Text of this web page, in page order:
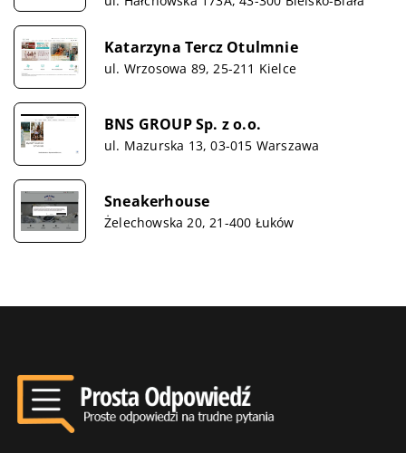
Katarzyna Tercz Otulmnie
ul. Wrzosowa 89, 25-211 Kielce
BNS GROUP Sp. z o.o.
ul. Mazurska 13, 03-015 Warszawa
Sneakerhouse
Żelechowska 20, 21-400 Łuków